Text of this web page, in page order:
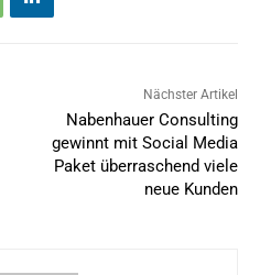
Nächster Artikel
Nabenhauer Consulting
gewinnt mit Social Media
Paket überraschend viele
neue Kunden